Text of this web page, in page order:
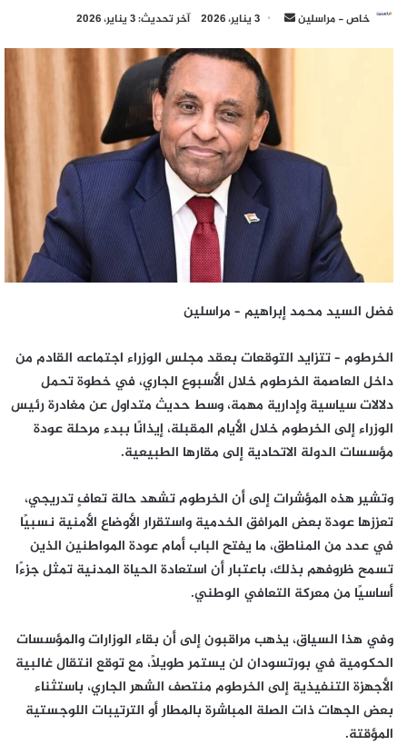
خاص - مراسلين
أرسل
إلكترونيا
3 يناير، 2026 آخر تحديث: 3 يناير، 2026
فضل السيد محمد إبراهيم – مراسلين
الخرطوم – تتزايد التوقعات بعقد مجلس الوزراء اجتماعه القادم من
داخل العاصمة الخرطوم خلال الأسبوع الجاري، في خطوة تحمل
دلالات سياسية وإدارية مهمة، وسط حديث متداول عن مغادرة رئيس
الوزراء إلى الخرطوم خلال الأيام المقبلة، إيذانًا ببدء مرحلة عودة
مؤسسات الدولة الاتحادية إلى مقارها الطبيعية.
وتشير هذه المؤشرات إلى أن الخرطوم تشهد حالة تعافٍ تدريجي،
تعززها عودة بعض المرافق الخدمية واستقرار الأوضاع الأمنية نسبيًا
في عدد من المناطق، ما يفتح الباب أمام عودة المواطنين الذين
تسمح ظروفهم بذلك، باعتبار أن استعادة الحياة المدنية تمثل جزءًا
أساسيًا من معركة التعافي الوطني.
وفي هذا السياق، يذهب مراقبون إلى أن بقاء الوزارات والمؤسسات
الحكومية في بورتسودان لن يستمر طويلًا، مع توقع انتقال غالبية
الأجهزة التنفيذية إلى الخرطوم منتصف الشهر الجاري، باستثناء
بعض الجهات ذات الصلة المباشرة بالمطار أو الترتيبات اللوجستية
المؤقتة.